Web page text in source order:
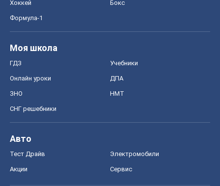
Хоккей Бокс
Формула-1
Моя школа
ГДЗ Учебники
Онлайн уроки ДПА
ЗНО НМТ
СНГ решебники
Авто
Тест Драйв Электромобили
Акции Сервис